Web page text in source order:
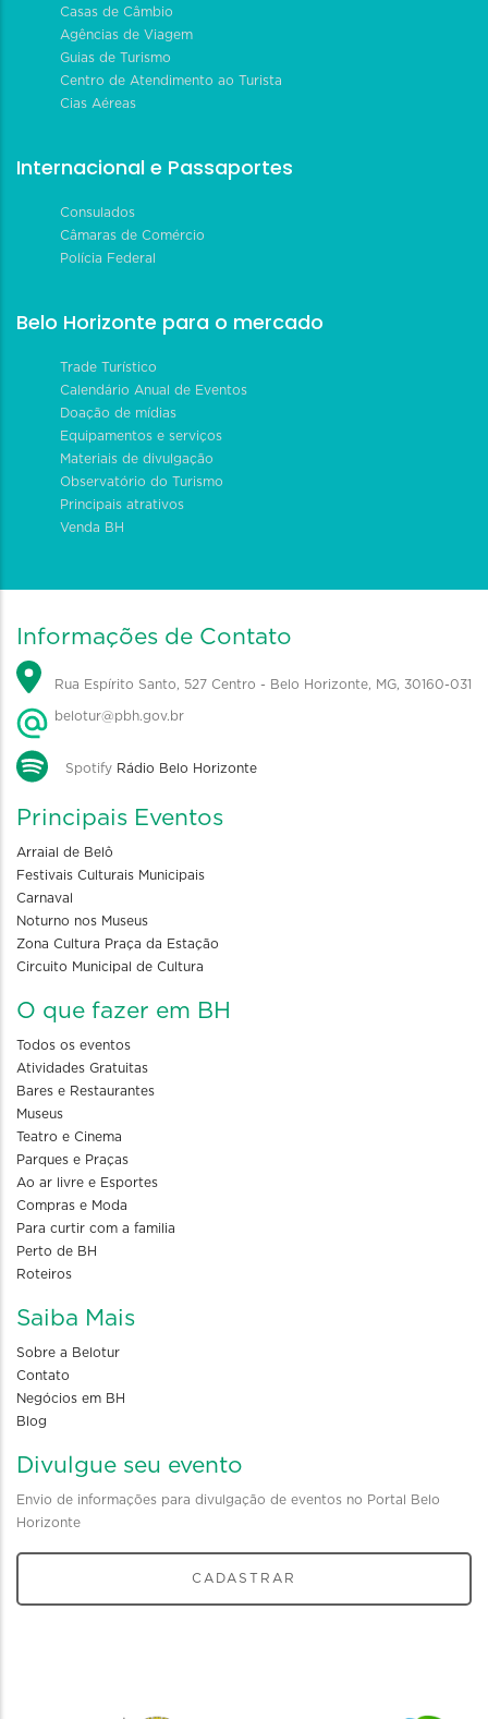
Casas de Câmbio
Agências de Viagem
Guias de Turismo
Centro de Atendimento ao Turista
Cias Aéreas
Internacional e Passaportes
Consulados
Câmaras de Comércio
Polícia Federal
Belo Horizonte para o mercado
Trade Turístico
Calendário Anual de Eventos
Doação de mídias
Equipamentos e serviços
Materiais de divulgação
Observatório do Turismo
Principais atrativos
Venda BH
Informações de Contato
Rua Espírito Santo, 527 Centro - Belo Horizonte, MG, 30160-031
belotur@pbh.gov.br
Spotify Rádio Belo Horizonte
Principais Eventos
Arraial de Belô
Festivais Culturais Municipais
Carnaval
Noturno nos Museus
Zona Cultura Praça da Estação
Circuito Municipal de Cultura
O que fazer em BH
Todos os eventos
Atividades Gratuitas
Bares e Restaurantes
Museus
Teatro e Cinema
Parques e Praças
Ao ar livre e Esportes
Compras e Moda
Para curtir com a familia
Perto de BH
Roteiros
Saiba Mais
Sobre a Belotur
Contato
Negócios em BH
Blog
Divulgue seu evento
Envio de informações para divulgação de eventos no Portal Belo
Horizonte
CADASTRAR